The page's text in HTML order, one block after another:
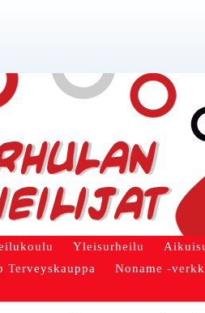
Yleisurheilu
Terveyskauppa
Noname -